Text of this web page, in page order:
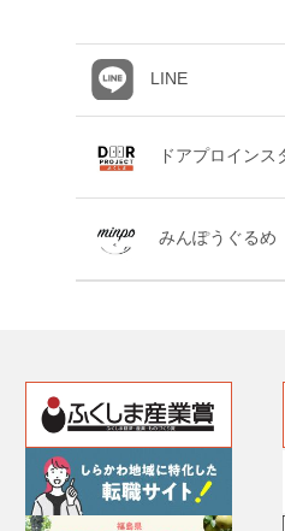
LINE
ドアプロインス
みんぽうぐるめ